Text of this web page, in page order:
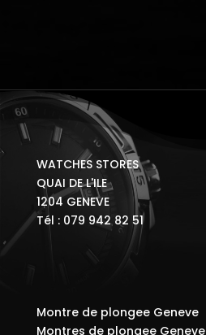
WATCHES STORES
QUAI DE L'ILE
1204 GENEVE
Tél : 079 942 82 51
Montre de plongee Geneve
Montres de plongee Geneve